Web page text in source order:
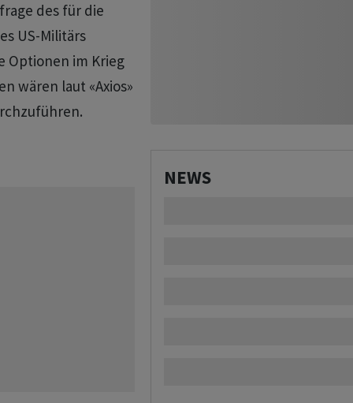
des für die
US-Militärs
Optionen im Krieg
wären laut «Axios»
NEWS